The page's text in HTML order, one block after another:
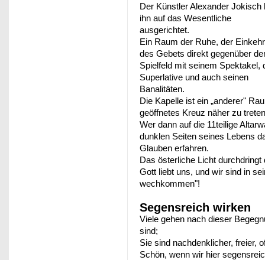
Der Künstler Alexander Jokisch
ihn auf das Wesentliche
ausgerichtet.
Ein Raum der Ruhe, der
des Gebets direkt gegenüber
Spielfeld mit seinem Spektakel,
Superlative und auch seinen
Banalitäten.
Die Kapelle ist ein „anderer"
geöffnetes Kreuz näher zu
Wer dann auf die 11teilige
dunklen Seiten seines Lebens
Glauben erfahren.
Das österliche Licht
Gott liebt uns, und wir sind in
wechkommen"!
Segensreich wirken
Viele gehen nach dieser
sind;
Sie sind nachdenklicher, freier,
Schön, wenn wir hier